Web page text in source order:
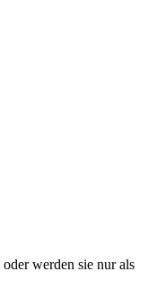
werden sie nur als